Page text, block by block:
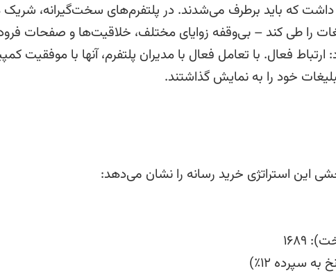
داشت که باید برطرف می‌شدند. در پلتفرم‌های سخت‌گیرانه، شریک
را طی کند – بی‌وقفه زوایای مختلف، خلاقیت‌ها و صفحات
فعال. با تعامل فعال با مدیران پلتفرم، آنها با موفقیت
خود را به نمایش گذاشتند.
این استراتژی خرید رسانه را نشان می‌دهد: